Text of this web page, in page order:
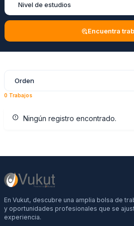
Nivel de estudios
Encuentra
Orden
0 Trabajos
Ningún registro encontrado.
En Vukut, descubre una amplia bolsa de
y oportunidades profesionales que se
experiencia.